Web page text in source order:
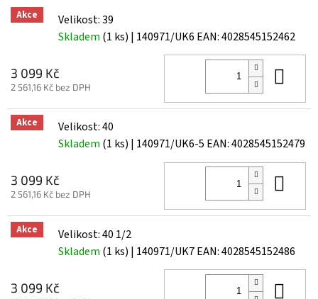
Akce
Velikost: 39
Skladem (1 ks) | 140971/UK6 EAN:4028545152462
3 099 Kč
2 561,16 Kč bez DPH
Akce
Velikost: 40
Skladem (1 ks) | 140971/UK6-5 EAN:4028545152479
3 099 Kč
2 561,16 Kč bez DPH
Akce
Velikost: 40 1/2
Skladem (1 ks) | 140971/UK7EAN:4028545152486
3 099 Kč